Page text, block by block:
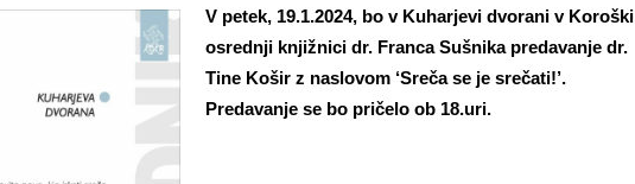
V petek, 19.1.2024, bo v Kuharjevi dvorani v Koroški
osrednji knjižnici dr. Franca Sušnika predavanje dr.
Tine Košir z naslovom ‘Sreča se je srečati!’.
Predavanje se bo pričelo ob 18.uri.